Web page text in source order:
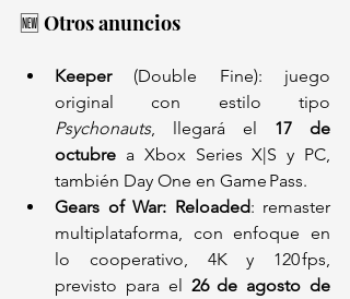
🆕 Otros anuncios
Keeper (Double Fine): juego
Psychonauts, llegará el 17 de
octubre a Xbox Series X|S y PC,
también Day One en Game Pass.
Gears of War: Reloaded: remaster
multiplataforma, con enfoque en
lo cooperativo, 4K y 120 fps,
previsto para el 26 de agosto de